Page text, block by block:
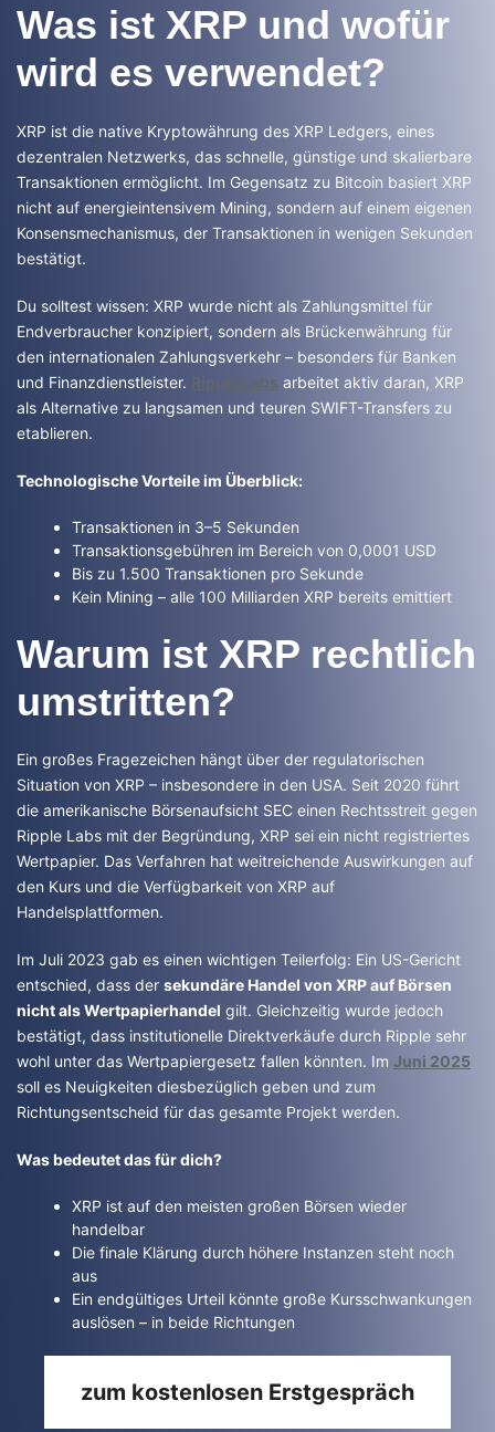
Was ist XRP und wofür
wird es verwendet?
XRP ist die native Kryptowährung des XRP Ledgers, eines
dezentralen Netzwerks, das schnelle, günstige und skalierbare
Transaktionen ermöglicht. Im Gegensatz zu Bitcoin basiert XRP
nicht auf energieintensivem Mining, sondern auf einem eigenen
Konsensmechanismus, der Transaktionen in wenigen Sekunden
bestätigt.
Du solltest wissen: XRP wurde nicht als Zahlungsmittel für
Endverbraucher konzipiert, sondern als Brückenwährung für
den internationalen Zahlungsverkehr – besonders für Banken
und Finanzdienstleister.
Ripple Labs arbeitet aktiv daran, XRP
als Alternative zu langsamen und teuren SWIFT-Transfers zu
etablieren.
Technologische Vorteile im Überblick:
Transaktionen in 3–5 Sekunden
Transaktionsgebühren im Bereich von 0,0001 USD
Bis zu 1.500 Transaktionen pro Sekunde
Kein Mining – alle 100 Milliarden XRP bereits emittiert
Warum ist XRP rechtlich
umstritten?
Ein großes Fragezeichen hängt über der regulatorischen
Situation von XRP – insbesondere in den USA. Seit 2020 führt
die amerikanische Börsenaufsicht SEC einen Rechtsstreit gegen
Ripple Labs mit der Begründung, XRP sei ein nicht registriertes
Wertpapier. Das Verfahren hat weitreichende Auswirkungen auf
den Kurs und die Verfügbarkeit von XRP auf
Handelsplattformen.
Im Juli 2023 gab es einen wichtigen Teilerfolg: Ein US-Gericht
entschied, dass der sekundäre Handel von XRP auf Börsen
nicht als Wertpapierhandel gilt. Gleichzeitig wurde jedoch
bestätigt, dass institutionelle Direktverkäufe durch Ripple sehr
wohl unter das Wertpapiergesetz fallen könnten. Im Juni 2025
soll es Neuigkeiten diesbezüglich geben und zum
Richtungsentscheid für das gesamte Projekt werden.
Was bedeutet das für dich?
XRP ist auf den meisten großen Börsen wieder
handelbar
Die finale Klärung durch höhere Instanzen steht noch
aus
Ein endgültiges Urteil könnte große Kursschwankungen
auslösen – in beide Richtungen
zum kostenlosen Erstgespräch